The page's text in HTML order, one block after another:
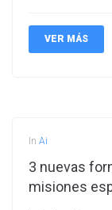
VER MÁS
In Ai
3 nuevas
misiones